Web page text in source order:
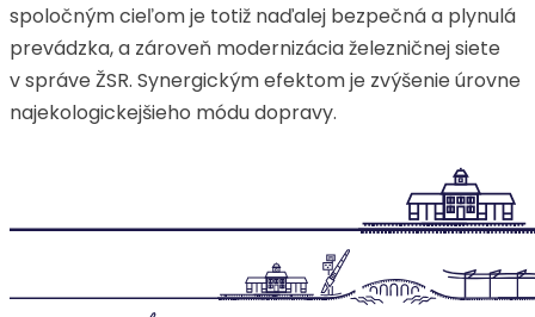
spoločným cieľom je totiž naďalej bezpečná a plynulá
prevádzka, a zároveň modernizácia železničnej siete
v správe ŽSR. Synergickým efektom je zvýšenie úrovne
najekologickejšieho módu dopravy.